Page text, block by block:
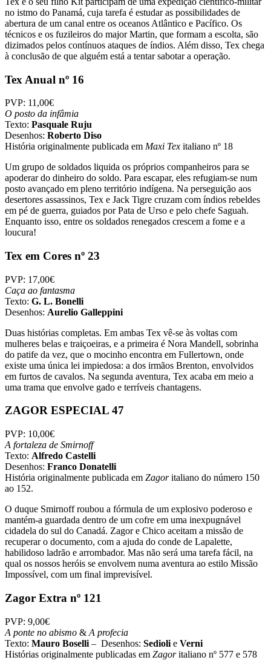
no istmo do Panamá, cuja tarefa é estudar as possibilidades de
abertura de um canal entre os oceanos Atlântico e Pacífico. Os
técnicos e os fuzileiros do major Martin, que formam a escolta, são
dizimados pelos contínuos ataques de índios. Além disso, Tex chega
à conclusão de que alguém está a tentar sabotar a operação.
Tex Anual nº 16
PVP: 11,00€
O posto da infâmia
Texto: Pasquale Ruju
Desenhos: Roberto Diso
História originalmente publicada em Maxi Tex italiano nº 18
Um grupo de soldados liquida os próprios companheiros para se
apoderar do dinheiro do soldo. Para escapar, eles refugiam-se num
posto avançado em pleno território indígena. Na perseguição aos
desertores assassinos, Tex e Jack Tigre cruzam com índios rebeldes
em pé de guerra, guiados por Pata de Urso e pelo chefe Saguah.
Enquanto isso, entre os soldados renegados crescem a fome e a
loucura!
Tex em Cores nº 23
PVP: 17,00€
Caça ao fantasma
Texto: G. L. Bonelli
Desenhos: Aurelio Galleppini
Duas histórias completas. Em ambas Tex vê-se às voltas com
mulheres belas e traiçoeiras, e a primeira é Nora Mandell, sobrinha
do patife da vez, que o mocinho encontra em Fullertown, onde
existe uma única lei impiedosa: a dos irmãos Brenton, envolvidos
em furtos de cavalos. Na segunda aventura, Tex acaba em meio a
uma trama que envolve gado e terríveis chantagens.
ZAGOR ESPECIAL 47
PVP: 10,00€
A fortaleza de Smirnoff
Texto: Alfredo Castelli
Desenhos: Franco Donatelli
História originalmente publicada em Zagoritaliano do número 150
ao 152.
O duque Smirnoff roubou a fórmula de um explosivo poderoso e
mantém-a guardada dentro de um cofre em uma inexpugnável
cidadela do sul do Canadá. Zagor e Chico aceitam a missão de
recuperar o documento, com a ajuda do conde de Lapalette,
habilidoso ladrão e arrombador. Mas não será uma tarefa fácil, na
qual os nossos heróis se envolvem numa aventura ao estilo Missão
Impossível, com um final imprevisível.
Zagor Extra nº 121
PVP: 9,00€
A ponte no abismo & A profecia
Texto: Mauro Boselli – Desenhos: Sedioli e Verni
Histórias originalmente publicadas em Zagoritaliano nº 577 e 578